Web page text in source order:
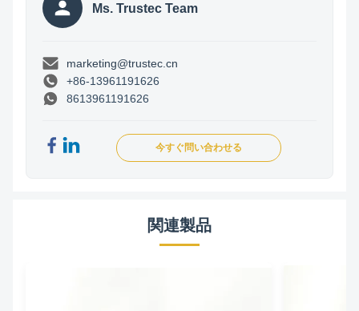
Ms. Trustec Team
marketing@trustec.cn
+86-13961191626
8613961191626
今すぐ問い合わせる
関連製品